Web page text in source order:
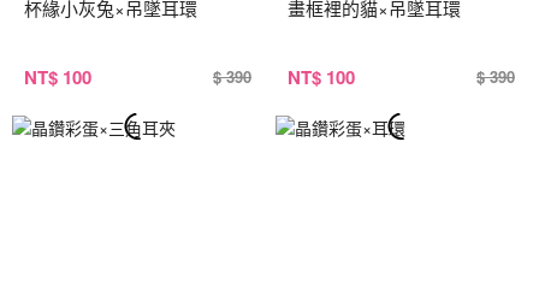
杯緣小灰兔×吊墜耳環
NT$ 100 $ 390
畫框裡的貓×吊墜耳環
NT$ 100 $ 390